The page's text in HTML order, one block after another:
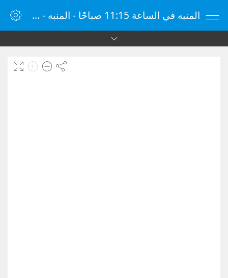
المنبه في الساعة 11:15 صباحًا - المنبه - ساعة منبه الإنترنت